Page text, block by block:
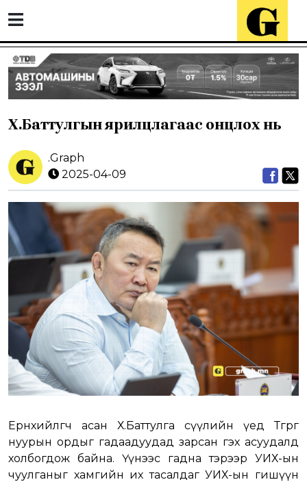
Х.Баттулгын ярилцлагаас онцлох нь
.Graph
2025-04-09
Ерөнхийлөгч асан Х.Баттулга сүүлийн үед Төгрөг
нуурын ордыг гадаадуудад зарсан гэх асуудалд
холбогдож байна. Үүнээс гадна тэрээр УИХ-ын
чуулганыг хамгийн их тасалдаг УИХ-ын гишүүн